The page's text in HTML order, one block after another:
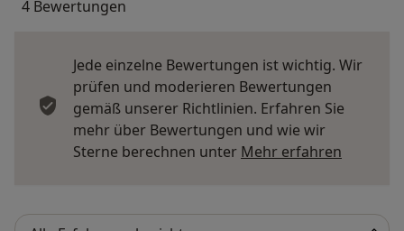
4 Bewertungen
Jede einzelne Bewertungen ist wichtig. Wir
prüfen und moderieren Bewertungen
gemäß unserer Richtlinien. Erfahren Sie
mehr über Bewertungen und wie wir
Sterne berechnen unter Mehr erfahren